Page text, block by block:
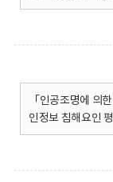
「인공조명에 의
인정보 침해요인